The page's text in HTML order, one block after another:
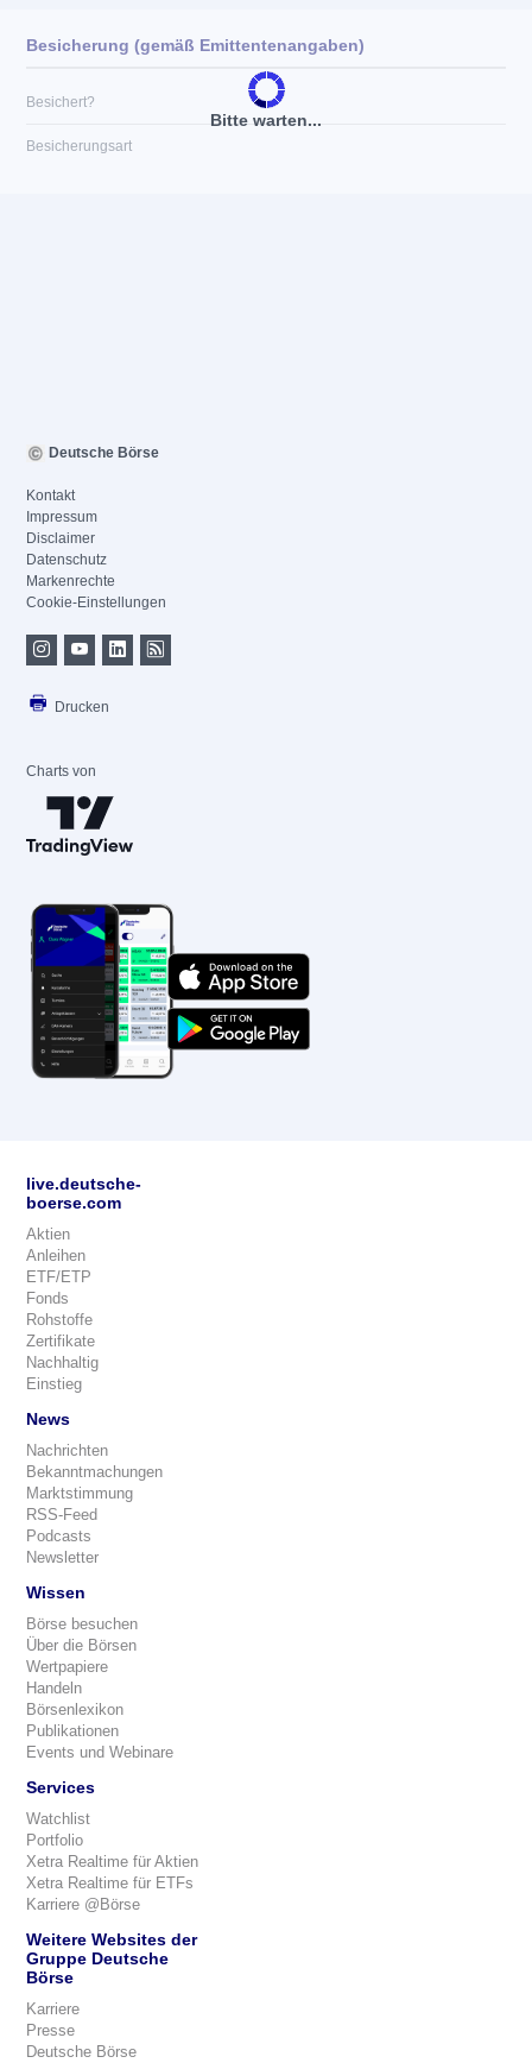
Bitte warten...
Besicherung (gemäß Emittentenangaben)
Besichert?
Besicherungsart
Deutsche Börse
Kontakt
Impressum
Disclaimer
Datenschutz
Markenrechte
Cookie-Einstellungen
Drucken
Charts von
live.deutsche-
boerse.com
Aktien
Anleihen
ETF/ETP
Fonds
Rohstoffe
Zertifikate
Nachhaltig
Einstieg
News
Nachrichten
Bekanntmachungen
Marktstimmung
RSS-Feed
Podcasts
Newsletter
Wissen
Börse besuchen
Über die Börsen
Wertpapiere
Handeln
Börsenlexikon
Publikationen
Events und Webinare
Services
Watchlist
Portfolio
Xetra Realtime für Aktien
Xetra Realtime für ETFs
Karriere @Börse
Weitere Websites der
Gruppe Deutsche
Börse
Karriere
Presse
Deutsche Börse